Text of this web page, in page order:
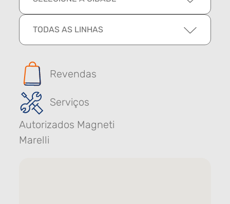
TODAS AS LINHAS
Revendas
Serviços
Autorizados Magneti
Marelli